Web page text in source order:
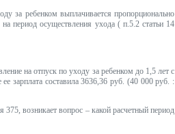
за ребенком выплачивается пропорционально
период осуществления ухода ( п.5.2 статьи 14
на отпуск по уходу за ребенком до 1,5 лет с
зарплата составила 3636,36 руб. (40 000 руб. :
возникает вопрос – какой расчетный период